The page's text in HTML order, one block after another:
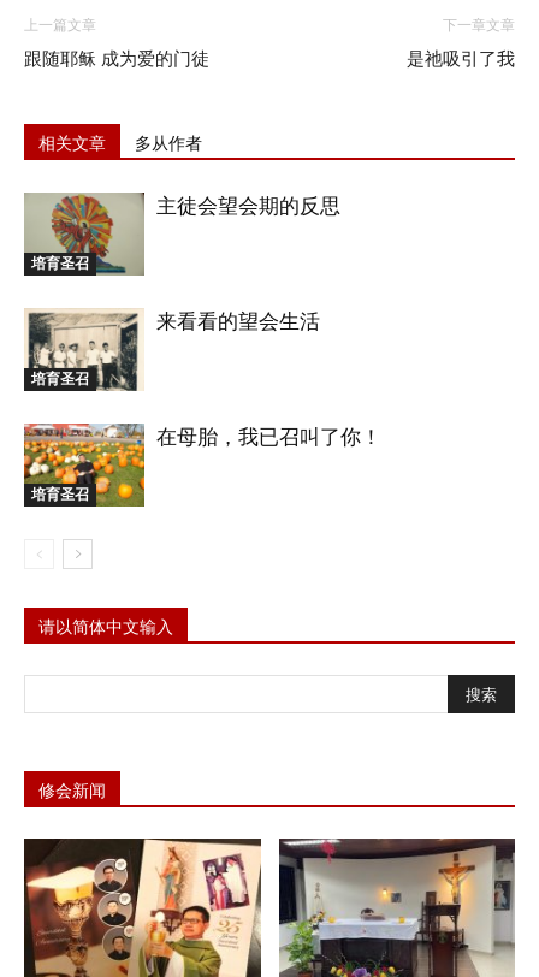
上一篇文章
跟随耶稣 成为爱的门徒
下一章文章
是祂吸引了我
相关文章 多从作者
培育圣召
主徒会望会期的反思
培育圣召
来看看的望会生活
培育圣召
在母胎，我已召叫了你！
请以简体中文输入
修会新闻